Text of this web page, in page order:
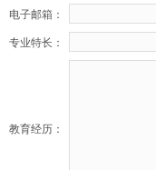
电子邮箱：
专业特长：
教育经历：